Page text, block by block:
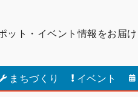
ット・ イベント情報をお届け
まちづくり イベント